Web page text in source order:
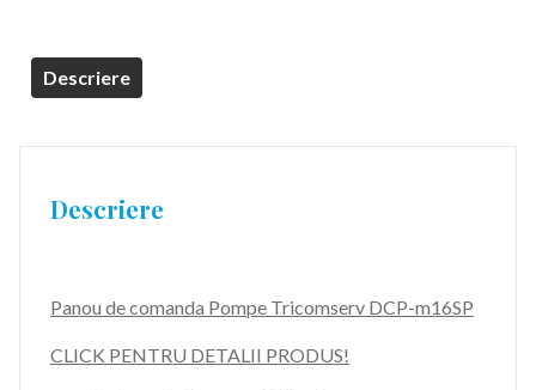
Descriere
Descriere
Panou de comanda Pompe Tricomserv DCP-m16SP
CLICK PENTRU DETALII PRODUS!